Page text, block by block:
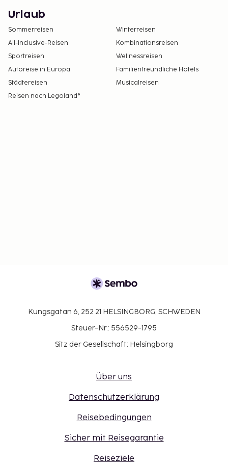
Urlaub
Sommerreisen
Winterreisen
All-Inclusive-Reisen
Kombinationsreisen
Sportreisen
Wellnessreisen
Autoreise in Europa
Familienfreundliche Hotels
Städtereisen
Musicalreisen
Reisen nach Legoland®
Kungsgatan 6, 252 21 HELSINGBORG, SCHWEDEN
Steuer-Nr.: 556529-1795
Sitz der Gesellschaft: Helsingborg
Über uns
Datenschutzerklärung
Reisebedingungen
Sicher mit Reisegarantie
Reiseziele